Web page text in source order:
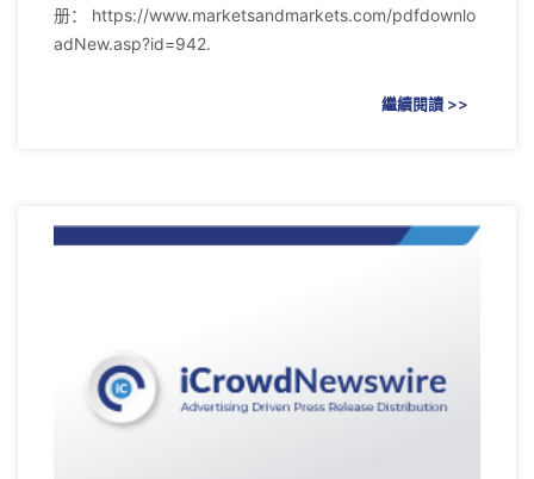
册： https://www.marketsandmarkets.com/pdfdownlo
adNew.asp?id=942.
繼續閱讀 >>